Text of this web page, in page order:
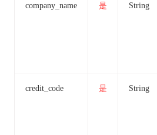
company_name 是 String
credit_code 是 String